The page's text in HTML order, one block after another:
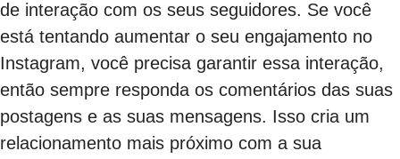
de interação com os seus seguidores. Se você
está tentando aumentar o seu engajamento no
Instagram, você precisa garantir essa interação,
então sempre responda os comentários das suas
postagens e as suas mensagens. Isso cria um
relacionamento mais próximo com a sua